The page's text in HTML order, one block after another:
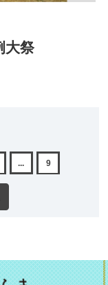
大祭
... 9